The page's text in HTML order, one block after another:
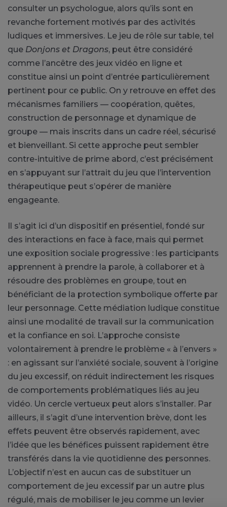
consulter un psychologue, alors qu’ils sont en
revanche fortement motivés par des activités
ludiques et immersives. Le jeu de rôle sur table, tel
que Donjons et Dragons, peut être considéré
comme l’ancêtre des jeux vidéo en ligne et
constitue ainsi un point d’entrée particulièrement
pertinent pour ce public. On y retrouve en effet des
mécanismes familiers — coopération, quêtes,
construction de personnage et dynamique de
groupe — mais inscrits dans un cadre réel, sécurisé
et bienveillant. Si cette approche peut sembler
contre-intuitive de prime abord, c’est précisément
en s’appuyant sur l’attrait du jeu que l’intervention
thérapeutique peut s’opérer de manière
engageante.
Il s’agit ici d’un dispositif en présentiel, fondé sur
des interactions en face à face, mais qui permet
une exposition sociale progressive : les participants
apprennent à prendre la parole, à collaborer et à
résoudre des problèmes en groupe, tout en
bénéficiant de la protection symbolique offerte par
leur personnage. Cette médiation ludique constitue
ainsi une modalité de travail sur la communication
et la confiance en soi. L’approche consiste
volontairement à prendre le problème « à l’envers »
: en agissant sur l’anxiété sociale, souvent à l’origine
du jeu excessif, on réduit indirectement les risques
de comportements problématiques liés au jeu
vidéo. Un cercle vertueux peut alors s’installer. Par
ailleurs, il s’agit d’une intervention brève, dont les
effets peuvent être observés rapidement, avec
l’idée que les bénéfices puissent rapidement être
transférés dans la vie quotidienne des personnes.
L’objectif n’est en aucun cas de substituer un
comportement de jeu excessif par un autre plus
régulé, mais de mobiliser le jeu comme un levier